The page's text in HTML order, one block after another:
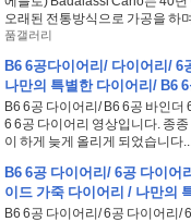
오래된 전통방식으로 가공을 하
품갤러리
B6 6공다이어리/ 다이어리/
나만의 특별한 다이어리/ B6 6
B6 6공 다이어리/ B6 6공 바인
6 6공 다이어리 영상입니다. 종
이 하게 늦게 올리게 되었습니다
B6 6공 다이어리/ 6공 다이어
이드 가죽 다이어리 / 나만의
B6 6공 다이어리/ 6공 다이어리/